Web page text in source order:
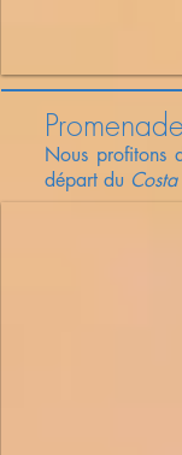
Nous profitons
départ du